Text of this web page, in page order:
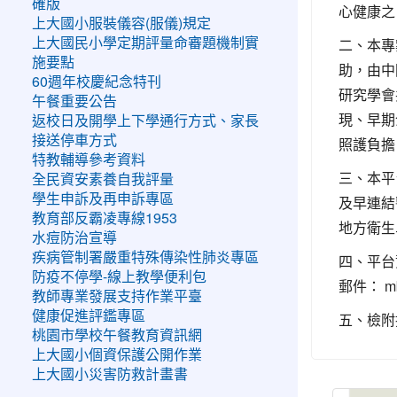
心健康
二、本
助，由
研究學
現、早
照護負
三、本
及早連
地方衛
四、平
郵件：
五、檢
確版
上大國小服裝儀容(服儀)規定
上大國民小學定期評量命審題機制實
施要點
60週年校慶紀念特刊
午餐重要公告
返校日及開學上下學通行方式、家長
接送停車方式
特教輔導參考資料
全民資安素養自我評量
學生申訴及再申訴專區
教育部反霸凌專線1953
水痘防治宣導
疾病管制署嚴重特殊傳染性肺炎專區
防疫不停學-線上教學便利包
教師專業發展支持作業平臺
健康促進評鑑專區
桃園市學校午餐教育資訊網
上大國小個資保護公開作業
上大國小災害防救計畫書